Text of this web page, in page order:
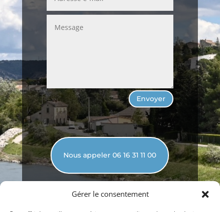
Gérer le consentement
Envoyer
Nous appeler 06 16 31 11 00
Copyright © 9 Août, 2026 Mallemort Entreprendre.